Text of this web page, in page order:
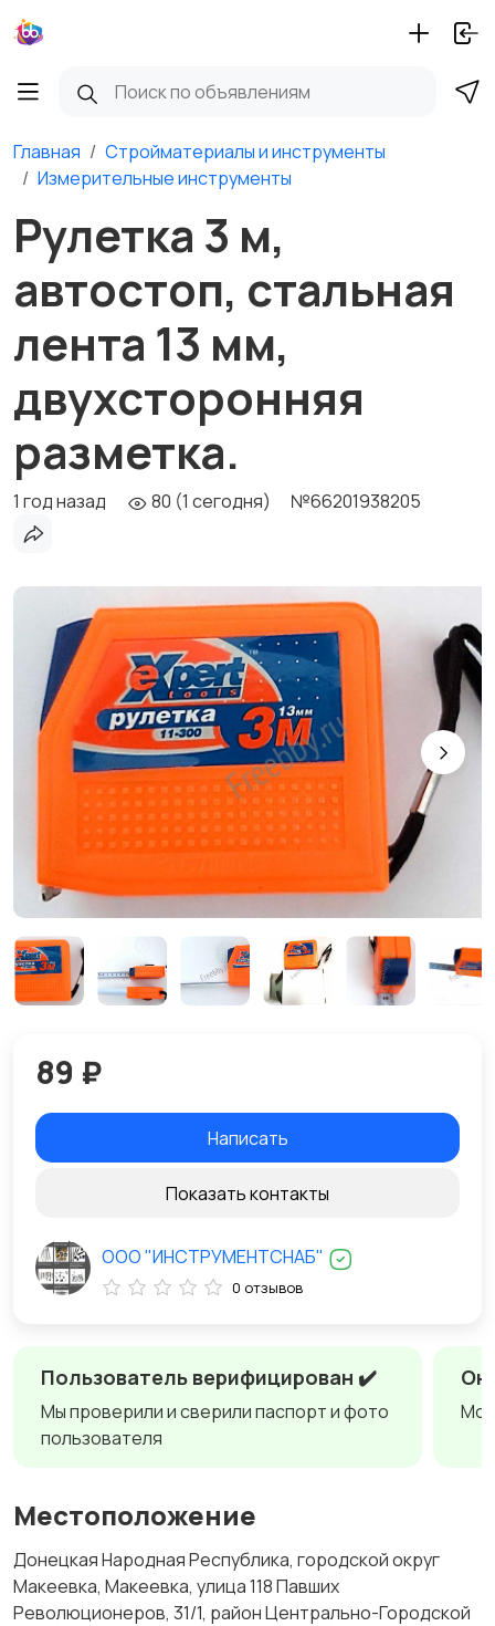
Главная
Стройматериалы и инструменты
Измерительные инструменты
Рулетка 3 м,
автостоп, стальная
лента 13 мм,
двухсторонняя
разметка.
1 год назад 80 (1 сегодня) №66201938205
Пользователь верифицирован ✔️
Мы проверили и сверили паспорт и фото
пользователя
Местоположение
Донецкая Народная Республика, городской округ
Макеевка, Макеевка, улица 118 Павших
Революционеров, 31/1, район Центрально-Городской
89 ₽
Написать
Показать контакты
ООО "ИНСТРУМЕНТСНАБ"
0 отзывов